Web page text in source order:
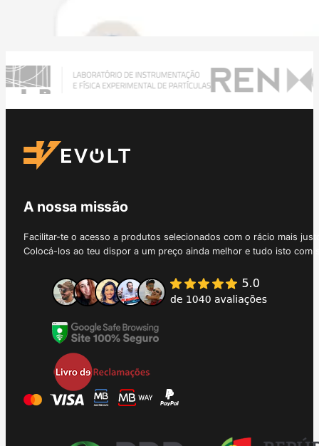
A nossa missão
Facilitar-te o acesso a produtos selecionados com o rácio mais
Colocá-los ao teu dispor a um preço ainda melhor e tudo isto